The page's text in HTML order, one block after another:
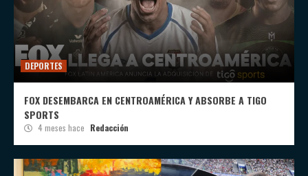
DEPORTES
FOX DESEMBARCA EN CENTROAMÉRICA Y ABSORBE A TIGO
SPORTS
4 meses hace Redacción